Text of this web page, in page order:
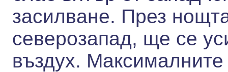
засилване. През
северозапад, ще се
въздух.